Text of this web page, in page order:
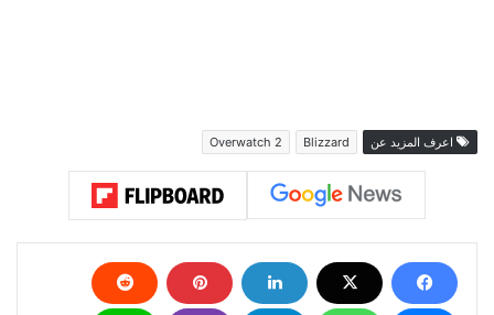
اعرف المزيد عن Blizzard
Overwatch 2